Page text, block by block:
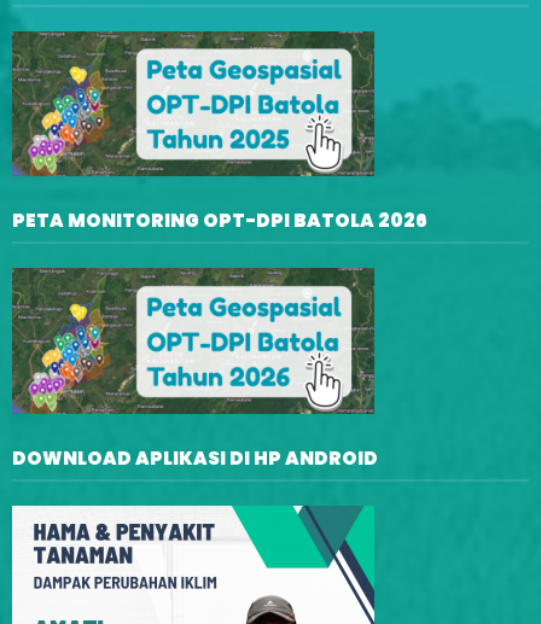
PETA MONITORING OPT-DPI BATOLA 2026
DOWNLOAD APLIKASI DI HP ANDROID